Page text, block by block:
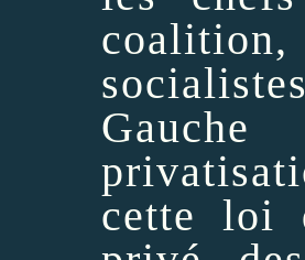
coalition,
cette loi